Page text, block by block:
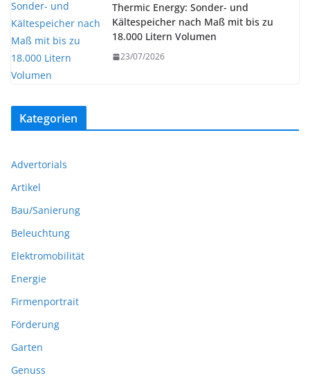
Thermic Energy: Sonder- und
Kältespeicher nach Maß mit bis zu
18.000 Litern Volumen
23/07/2026
Kategorien
Advertorials
Artikel
Bau/Sanierung
Beleuchtung
Elektromobilität
Energie
Firmenportrait
Förderung
Garten
Genuss